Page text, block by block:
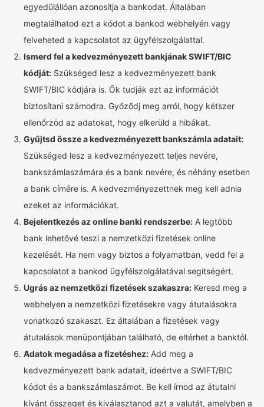
egyedülállóan azonosítja a bankodat. Általában
megtalálhatod ezt a kódot a bankod webhelyén vagy
felveheted a kapcsolatot az ügyfélszolgálattal.
Ismerd fel a kedvezményezett bankjának SWIFT/BIC
kódját: Szükséged lesz a kedvezményezett bank
SWIFT/BIC kódjára is. Ők tudják ezt az információt
biztosítani számodra. Győződj meg arról, hogy kétszer
ellenőrzöd az adatokat, hogy elkerüld a hibákat.
Gyűjtsd össze a kedvezményezett bankszámla adatait:
Szükséged lesz a kedvezményezett teljes nevére,
bankszámlaszámára és a bank nevére, és néhány esetben
a bank címére is. A kedvezményezettnek meg kell adnia
ezeket az információkat.
Bejelentkezés az online banki rendszerbe: A legtöbb
bank lehetővé teszi a nemzetközi fizetések online
kezelését. Ha nem vagy biztos a folyamatban, vedd fel a
kapcsolatot a bankod ügyfélszolgálatával segítségért.
Ugrás az nemzetközi fizetések szakaszra: Keresd meg a
webhelyen a nemzetközi fizetésekre vagy átutalásokra
vonatkozó szakaszt. Ez általában a fizetések vagy
átutalások menüpontjában található, de eltérhet a banktól.
Adatok megadása a fizetéshez: Add meg a
kedvezményezett bank adatait, ideértve a SWIFT/BIC
kódot és a bankszámlaszámot. Be kell írnod az átutalni
kívánt összeget és kiválasztanod azt a valutát, amelyben a